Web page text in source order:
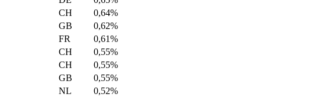
CH
0,64%
GB
0,62%
FR
0,61%
CH
0,55%
CH
0,55%
GB
0,55%
NL
0,52%